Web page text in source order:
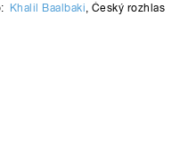
Khalil Baalbaki Český rozhlas